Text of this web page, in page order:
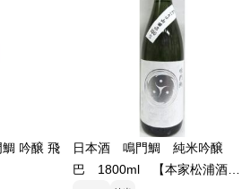
吟醸 飛
日本酒 鳴門鯛 純米吟醸
巴 1800ml 【本家松浦酒造